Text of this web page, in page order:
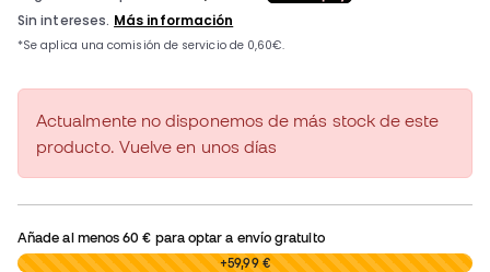
Actualmente no disponemos de más stock de este
producto. Vuelve en unos días
Añade al menos60 € para optar a envío gratuito
0,00 € +59,99 €